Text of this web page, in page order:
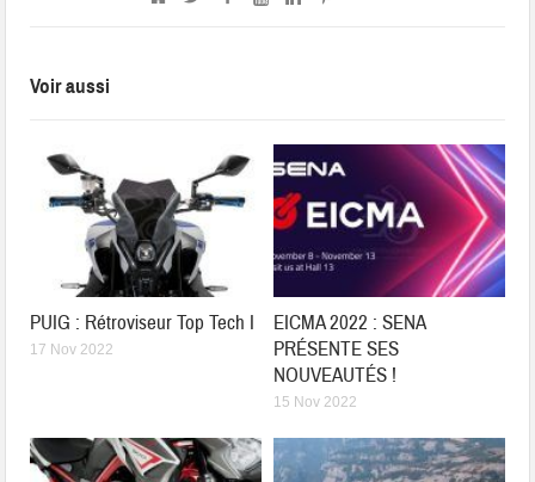
Voir aussi
PUIG : Rétroviseur Top Tech I
17 Nov 2022
EICMA 2022 : SENA
PRÉSENTE SES
NOUVEAUTÉS !
15 Nov 2022